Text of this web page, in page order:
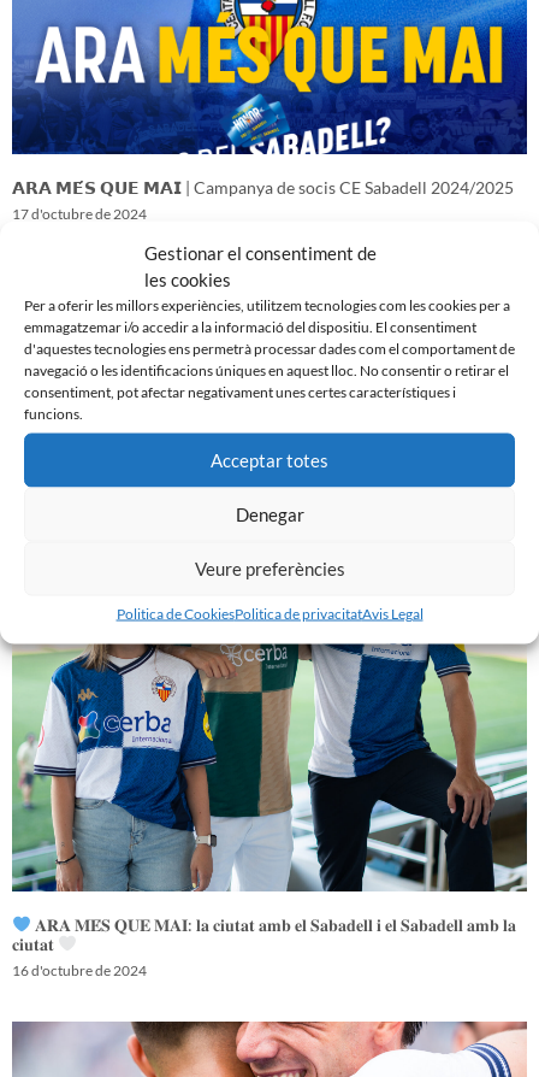
Gestionar el consentiment de
les cookies
Per a oferir les millors experiències, utilitzem tecnologies com les cookies per a
emmagatzemar i/o accedir a la informació del dispositiu. El consentiment
d'aquestes tecnologies ens permetrà processar dades com el comportament de
navegació o les identificacions úniques en aquest lloc. No consentir o retirar el
consentiment, pot afectar negativament unes certes característiques i
funcions.
Acceptar totes
Denegar
Veure preferències
Politica de CookiesPolitica de privacitatAvis Legal
𝗔𝗥𝗔 𝗠𝗘́𝗦 𝗤𝗨𝗘 𝗠𝗔𝗜 | Campanya de socis CE Sabadell 2024/2025
17 d'octubre de 2024
𝐀𝐑𝐀 𝐌𝐄́𝐒 𝐐𝐔𝐄 𝐌𝐀𝐈: 𝐥𝐚 𝐜𝐢𝐮𝐭𝐚𝐭 𝐚𝐦𝐛 𝐞𝐥 𝐒𝐚𝐛𝐚𝐝𝐞𝐥𝐥 𝐢 𝐞𝐥 𝐒𝐚𝐛𝐚𝐝𝐞𝐥𝐥 𝐚𝐦𝐛 𝐥𝐚
𝐜𝐢𝐮𝐭𝐚𝐭
16 d'octubre de 2024